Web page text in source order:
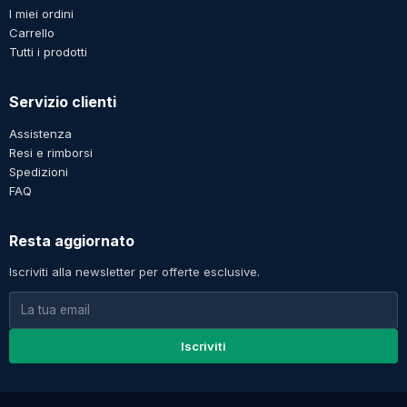
I miei ordini
Carrello
Tutti i prodotti
Servizio clienti
Assistenza
Resi e rimborsi
Spedizioni
FAQ
Resta aggiornato
Iscriviti alla newsletter per offerte esclusive.
Iscriviti